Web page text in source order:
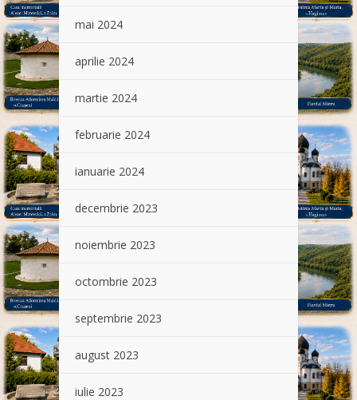
mai 2024
aprilie 2024
martie 2024
februarie 2024
ianuarie 2024
decembrie 2023
noiembrie 2023
octombrie 2023
septembrie 2023
august 2023
iulie 2023